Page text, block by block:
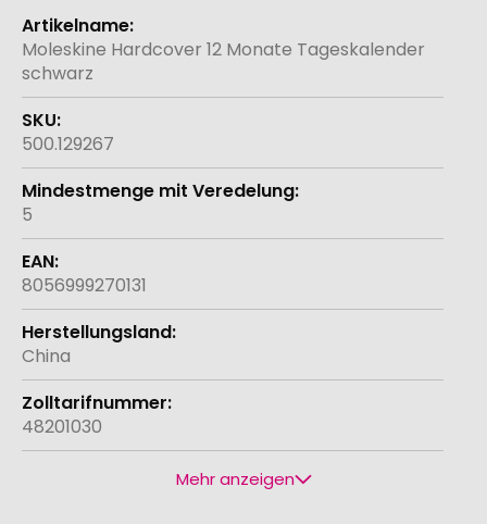
Weitere
Informationen
Moleskine Hardcover 12 Monate Tageskalender
schwarz
500.129267
5
8056999270131
China
48201030
Mehr anzeigen